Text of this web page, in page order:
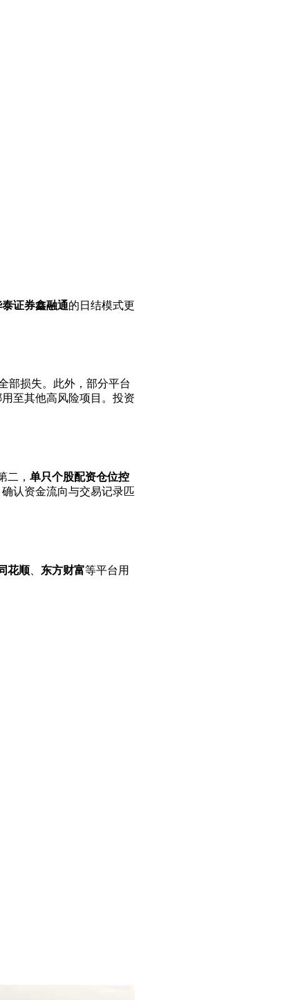
泰证券鑫融通的日结模式更
部损失。此外，部分平台
至其他高风险项目。投资
二， 单只个股配资仓位控
确认资金流向与交易记录匹
花顺 东方财富等平台用